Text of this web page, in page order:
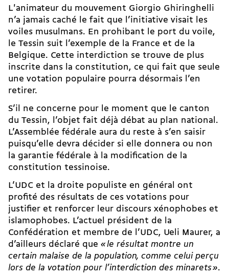
L'animateur du mouvement Giorgio Ghiringhelli
n’a jamais caché le fait que l’initiative visait les
voiles musulmans. En prohibant le port du voile,
le Tessin suit l’exemple de la France et de la
Belgique. Cette interdiction se trouve de plus
inscrite dans la constitution, ce qui fait que seule
une votation populaire pourra désormais l’en
retirer.
S’il ne concerne pour le moment que le canton
du Tessin, l’objet fait déjà débat au plan national.
L’Assemblée fédérale aura du reste à s’en saisir
puisqu’elle devra décider si elle donnera ou non
la garantie fédérale à la modification de la
constitution tessinoise.
L’UDC et la droite populiste en général ont
profité des résultats de ces votations pour
justifier et renforcer leur discours xénophobes et
islamophobes. L’actuel président de la
Confédération et membre de l’UDC, Ueli Maurer, a
d’ailleurs déclaré que «le résultat montre un
certain malaise de la population, comme celui perçu
lors de la votation pour l’interdiction des minarets».